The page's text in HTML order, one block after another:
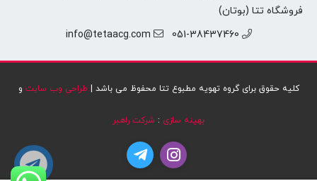
فروشگاه تتا (بوتان)
051-38437460
info@tetaacg.com
کلیه حقوق برای گروه تهویه مطبوع تتا محفوظ می باشد | طراحی وب سایت و
بهینه سازی : شرکت راهبر